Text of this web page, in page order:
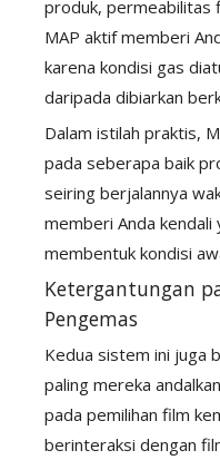
produk, permeabilitas
MAP aktif memberi
karena kondisi gas
daripada dibiarkan
Dalam istilah praktis,
pada seberapa baik
seiring berjalannya
memberi Anda kendali
membentuk kondisi
Ketergantungan
Pengemas
Kedua sistem ini juga
paling mereka
pada pemilihan film
berinteraksi dengan